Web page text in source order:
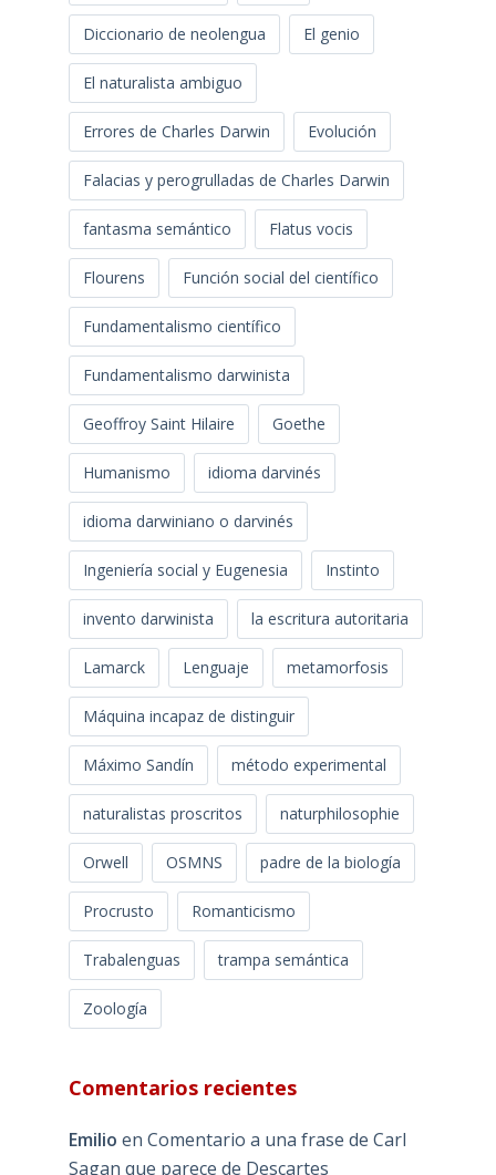
Diccionario de neolengua El genio
El naturalista ambiguo
Errores de Charles Darwin Evolución
Falacias y perogrulladas de Charles Darwin
fantasma semántico Flatus vocis
Flourens Función social del científico
Fundamentalismo científico
Fundamentalismo darwinista
Geoffroy Saint Hilaire Goethe
Humanismo idioma darvinés
idioma darwiniano o darvinés
Ingeniería social y Eugenesia Instinto
invento darwinista la escritura autoritaria
Lamarck Lenguaje metamorfosis
Máquina incapaz de distinguir
Máximo Sandín método experimental
naturalistas proscritos naturphilosophie
Orwell OSMNS padre de la biología
Procrusto Romanticismo
Trabalenguas trampa semántica
Zoología
Comentarios recientes
Emilio en Comentario a una frase de Carl
Sagan que parece de Descartes